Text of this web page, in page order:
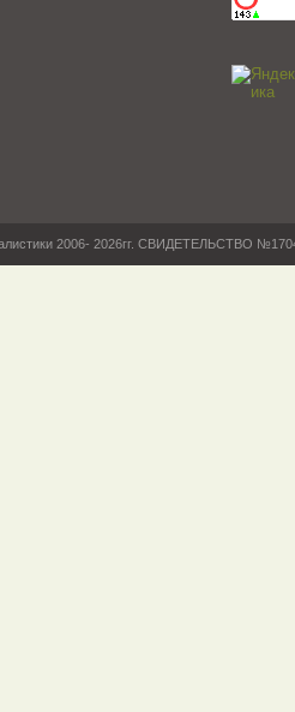
2006- 2026гг. СВИДЕТЕЛЬСТВО